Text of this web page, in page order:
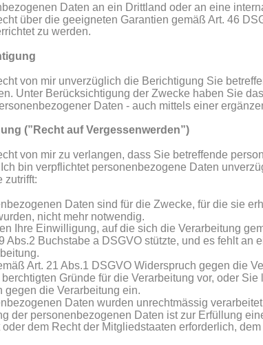
Daten an ein Drittland oder an eine
über die geeigneten Garantien gemäß Art. 46
zu werden.
von mir unverzüglich die Berichtigung Sie
Unter Berücksichtigung der Zwecke haben Sie
Daten - auch mittels einer
(”Recht auf Vergessenwerden”)
von mir zu verlangen, dass Sie betreffende
bin verpflichtet personenbezogene Daten
zutrifft:
Daten sind für die Zwecke, für die sie
nicht mehr notwendig.
Ihre Einwilligung, auf die sich die Verarbeitung
Abs.2 Buchstabe a DSGVO stützte, und es fehlt an
Art. 21 Abs.1 DSGVO Widerspruch gegen die
Gründe für die Verarbeitung vor, oder
gegen die Verarbeitung ein.
Daten wurden unrechtmässig
der personenbezogenen Daten ist zur Erfüllung
dem Recht der Mitgliedstaaten erforderlich,